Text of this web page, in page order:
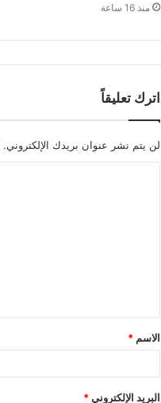
منذ 16 ساعة
اترك تعليقاً
لن يتم نشر عنوان بريدك الإلكتروني.
ق
*
الاسم *
البريد الإلكتروني*